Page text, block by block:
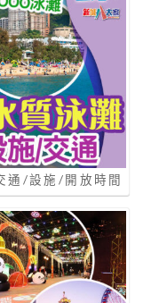
通/設施/開放時間